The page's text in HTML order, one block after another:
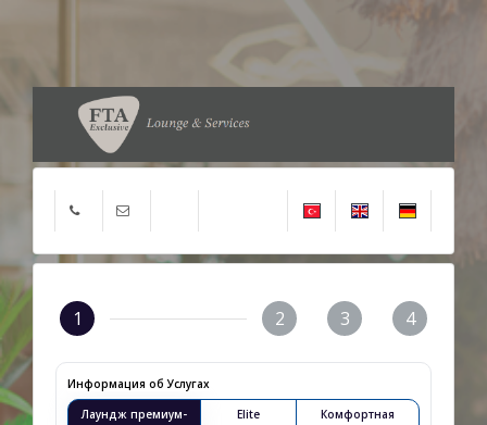
1 2 3 4
Информация об Услугах
Лаундж премиум-
Elite
Комфортная